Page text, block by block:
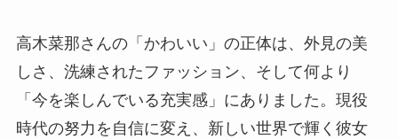
高木菜那さんの「かわいい」の正体は、外見の美
しさ、洗練されたファッション、そして何より
「今を楽しんでいる充実感」にありました。現役
時代の努力を自信に変え、新しい世界で輝く彼女